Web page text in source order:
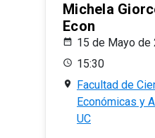
Michela
Econ
15 de Mayo de
15:30
Facultad de
Económicas y
UC